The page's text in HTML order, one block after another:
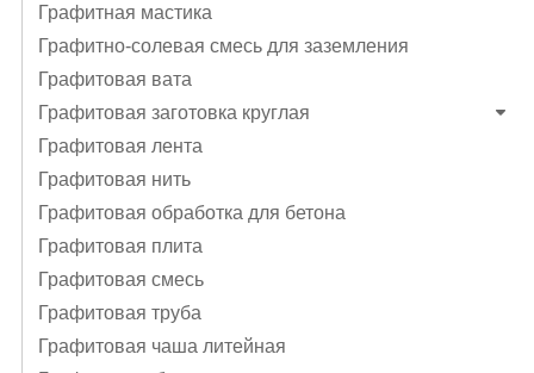
Графитная мастика
Графитно-солевая смесь для заземления
Графитовая вата
Графитовая заготовка круглая
Графитовая лента
Графитовая нить
Графитовая обработка для бетона
Графитовая плита
Графитовая смесь
Графитовая труба
Графитовая чаша литейная